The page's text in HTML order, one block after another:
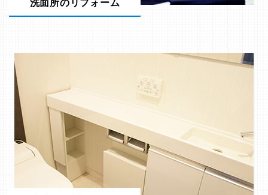
洗面所のリフォーム